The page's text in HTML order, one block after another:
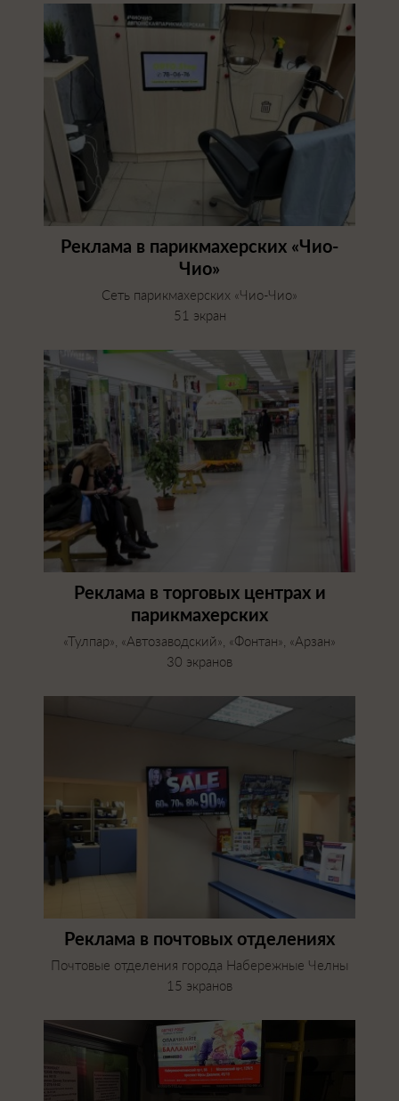
Реклама в парикмахерских «Чио-
Чио»
Сеть парикмахерских «Чио-Чио»
51 экран
Реклама в торговых центрах и
парикмахерских
«Тулпар», «Автозаводский», «Фонтан», «Арзан»
30 экранов
Реклама в почтовых отделениях
Почтовые отделения города Набережные Челны
15 экранов